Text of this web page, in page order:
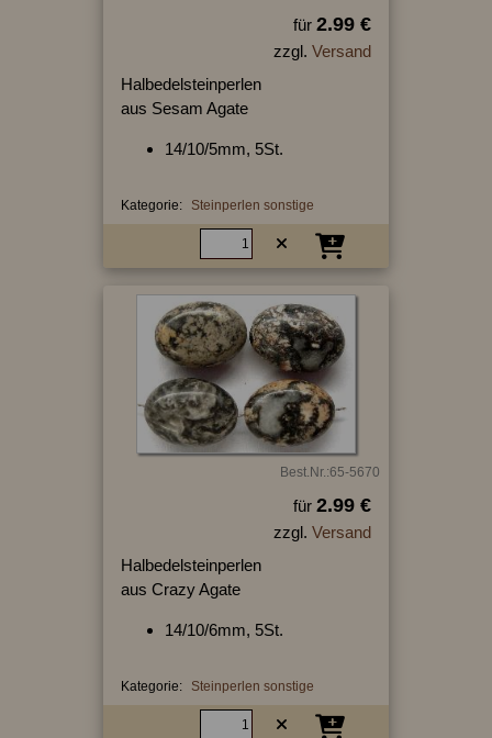
für 2.99 €
zzgl. Versand
Halbedelsteinperlen
aus Sesam Agate
14/10/5mm, 5St.
Kategorie: Steinperlen sonstige
Best.Nr.:65-5670
für 2.99 €
zzgl. Versand
Halbedelsteinperlen
aus Crazy Agate
14/10/6mm, 5St.
Kategorie: Steinperlen sonstige